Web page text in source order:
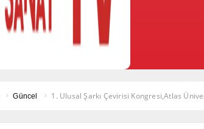
Güncel 1. Ulusal Şarkı Çevirisi Kongresi,Atlas